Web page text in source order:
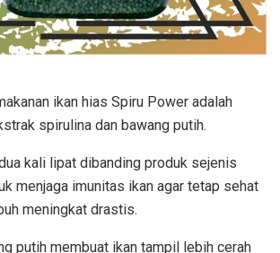
ikan hias Spiru Power adalah
spirulina dan bawang putih.
kali lipat dibanding produk sejenis
menjaga imunitas ikan agar tetap sehat
meningkat drastis.
putih membuat ikan tampil lebih cerah